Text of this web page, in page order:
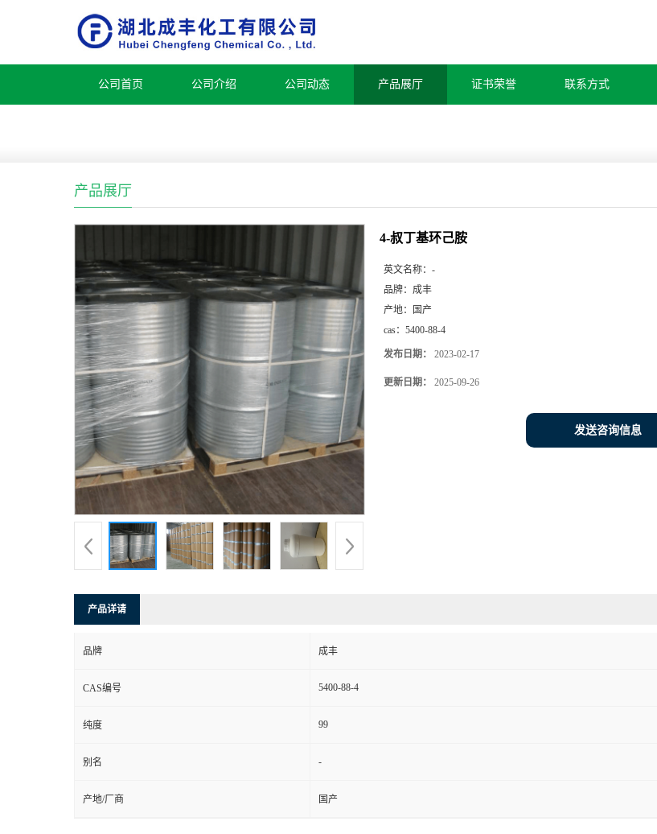
公司首页 公司介绍 公司动态 产品展厅 证书荣誉 联系方式
产品展厅
4-叔丁基环己胺
英文名称： -
品牌： 成丰
产地：
国产
cas： 5400-88-4
发布日期： 2023-02-17
更新日期： 2025-09-26
发送咨询信息
产品详请
品牌 成丰
CAS编号 5400-88-4
纯度 99
别名 -
产地/厂商 国产